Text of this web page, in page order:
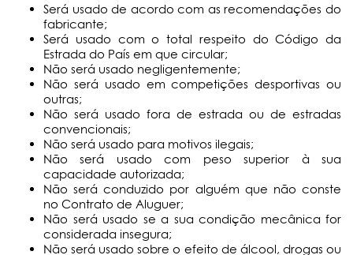
Será usado de acordo com as recomendações do
fabricante;
Será usado com o total respeito do Código da
Estrada do País em que circular;
Não será usado negligentemente;
Não será usado em competições desportivas ou
outras;
Não será usado fora de estrada ou de estradas
convencionais;
Não será usado para motivos ilegais;
Não será usado com peso superior à sua
capacidade autorizada;
Não será conduzido por alguém que não conste
no Contrato de Aluguer;
Não será usado se a sua condição mecânica for
considerada insegura;
Não será usado sobre o efeito de álcool, drogas ou